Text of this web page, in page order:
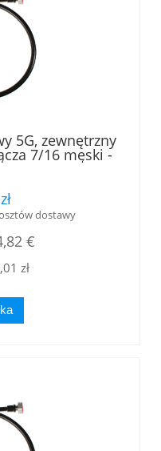
5G, zewnętrzny
7/16 męski -
PIM, RFS
dostawy
€
zł